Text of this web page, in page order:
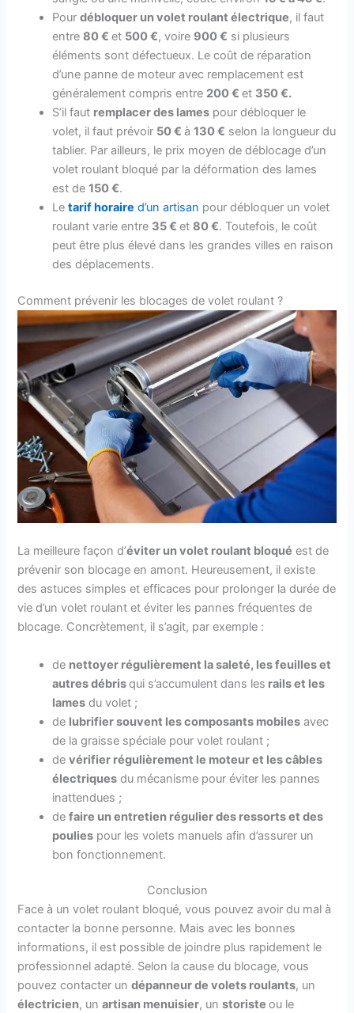
Pourdébloquer un volet roulant électrique, il faut
entre80 €et 500 €, voire 900 € si plusieurs
éléments sont défectueux. Le coût de réparation
d’une panne de moteur avec remplacement est
généralement compris entre 200 €et 350 €.
S’il faut remplacer des lames pour débloquer le
volet, il faut prévoir 50 €à130 € selon la longueur du
tablier. Par ailleurs, le prix moyen de déblocage d’un
volet roulant bloqué par la déformation des lames
est de150 €.
Letarif horaire d’un artisan pour débloquer un volet
roulant varie entre 35 €et80 €. Toutefois, le coût
peut être plus élevé dans les grandes villes en raison
des déplacements.
Comment prévenir les blocages de volet roulant ?
La meilleure façon d’éviter un volet roulant bloqué est de
prévenir son blocage en amont. Heureusement, il existe
des astuces simples et efficaces pour prolonger la durée de
vie d’un volet roulant et éviter les pannes fréquentes de
blocage. Concrètement, il s’agit, par exemple :
de nettoyer régulièrement la saleté, les feuilles et
autres débrisqui s’accumulent dans les rails et les
lames du volet ;
de lubrifier souvent les composants mobiles avec
de la graisse spéciale pour volet roulant ;
devérifier régulièrement le moteur et les câbles
électriques du mécanisme pour éviter les pannes
inattendues ;
defaire un entretien régulier des ressorts et des
poulies pour les volets manuels afin d’assurer un
bon fonctionnement.
Conclusion
Face à un volet roulant bloqué, vous pouvez avoir du mal à
contacter la bonne personne. Mais avec les bonnes
informations, il est possible de joindre plus rapidement le
professionnel adapté. Selon la cause du blocage, vous
pouvez contacter undépanneur de volets roulants, un
électricien, unartisan menuisier, unstoristeou le